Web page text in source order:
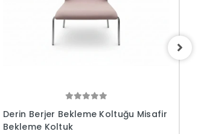
Derin Berjer Bekleme Koltuğu Misafir
Bekleme Koltuk